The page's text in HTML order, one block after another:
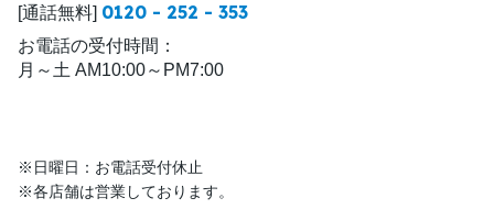
[通話無料] 0120 - 252 - 353
お電話の受付時間：
月～土 AM10:00～PM7:00
※日曜日：お電話受付休止
※各店舗は営業しております。